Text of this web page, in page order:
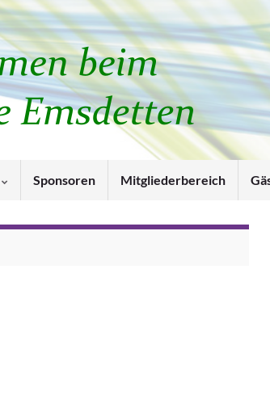
Sponsoren Mitgliederbereich